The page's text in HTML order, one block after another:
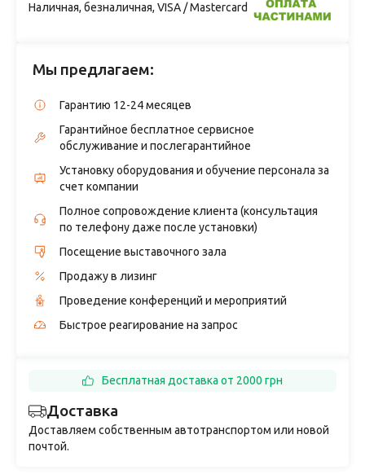
Наличная, безналичная, VISA / Mastercard
Мы предлагаем:
Гарантию 12-24 месяцев
Гарантийное бесплатное сервисное
обслуживание и послегарантийное
Установку оборудования и обучение персонала за
счет компании
Полное сопровождение клиента (консультация
по телефону даже после установки)
Посещение выставочного зала
Продажу в лизинг
Проведение конференций и мероприятий
Быстрое реагирование на запрос
Доставка
Доставляем собственным автотранспортом или новой
почтой.
Бесплатная доставка от 2000 грн